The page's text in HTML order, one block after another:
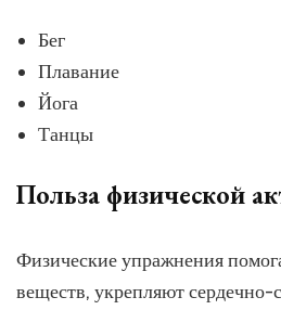
Бег
Плавание
Йога
Танцы
Польза физической
Физические упражнения
веществ, укрепляют сердечно-